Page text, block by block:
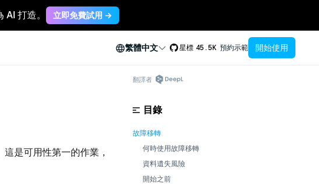
打造。 立即免費試用 →
繁體中文 星標 45.5K 預約示範 開始使用
是可用性第一的作業，
翻譯者
目錄
故障移轉
何時使用故障移轉
資料遺失風險
開始之前